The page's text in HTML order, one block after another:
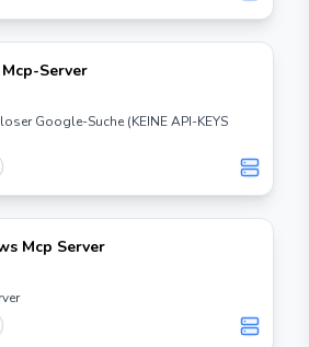
Server
Google-Suche (KEINE API-KEYS
Mcp Server